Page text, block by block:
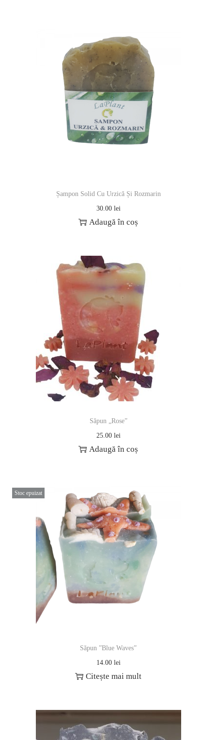
Șampon Solid Cu Urzică Și Rozmarin
30.00 lei
Adaugă în coș
Săpun „Rose”
25.00 lei
Adaugă în coș
Stoc epuizat
Săpun ”Blue Waves”
14.00 lei
Citește mai mult